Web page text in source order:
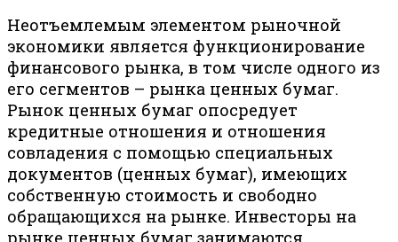
Неотъемлемым элементом рыночной
экономики является функционирование
финансового рынка, в том числе одного из
его сегментов – рынка ценных бумаг.
Рынок ценных бумаг опосредует
кредитные отношения и отношения
совладения с помощью специальных
документов (ценных бумаг), имеющих
собственную стоимость и свободно
обращающихся на рынке. Инвесторы на
рынке ценных бумаг занимаются